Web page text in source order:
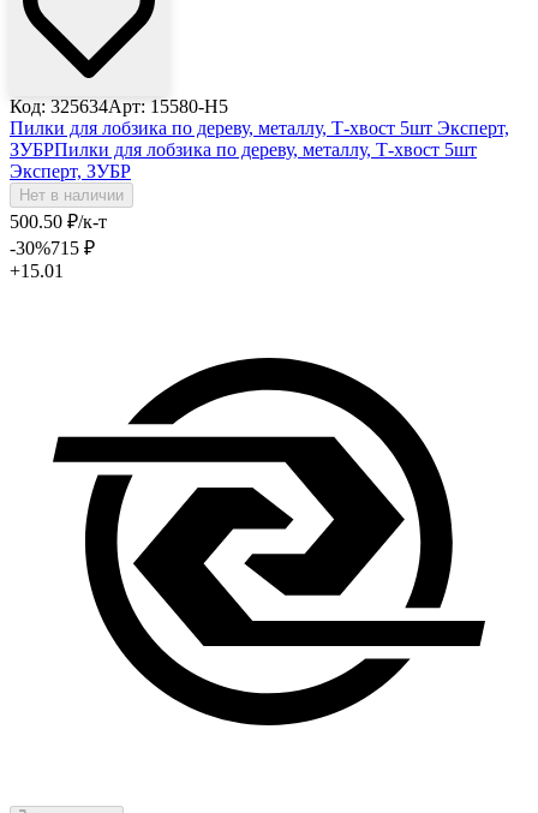
Код: 325634Арт: 15580-H5
Пилки для лобзика по дереву, металлу, Т-хвост 5шт Эксперт,
ЗУБРПилки для лобзика по дереву, металлу, Т-хвост 5шт
Эксперт, ЗУБР
Нет в наличии
500.50 ₽/к-т
-30%715 ₽
+15.01